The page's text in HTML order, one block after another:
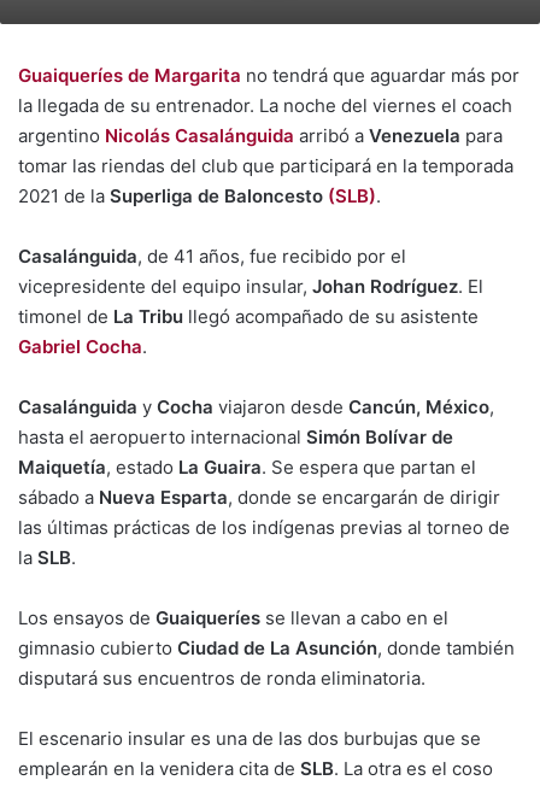
Guaiqueríes de Margarita no tendrá que aguardar más por
la llegada de su entrenador. La noche del viernes el coach
argentino Nicolás Casalánguida arribó a Venezuela para
tomar las riendas del club que participará en la temporada
2021 de la Superliga de Baloncesto (SLB).
Casalánguida, de 41 años, fue recibido por el
vicepresidente del equipo insular, Johan Rodríguez. El
timonel de La Tribu llegó acompañado de su asistente
Gabriel Cocha.
Casalánguida y Cocha viajaron desde Cancún, México,
hasta el aeropuerto internacional Simón Bolívar de
Maiquetía, estado La Guaira. Se espera que partan el
sábado a Nueva Esparta, donde se encargarán de dirigir
las últimas prácticas de los indígenas previas al torneo de
la SLB.
Los ensayos de Guaiqueríes se llevan a cabo en el
gimnasio cubierto Ciudad de La Asunción, donde también
disputará sus encuentros de ronda eliminatoria.
El escenario insular es una de las dos burbujas que se
emplearán en la venidera cita de SLB. La otra es el coso